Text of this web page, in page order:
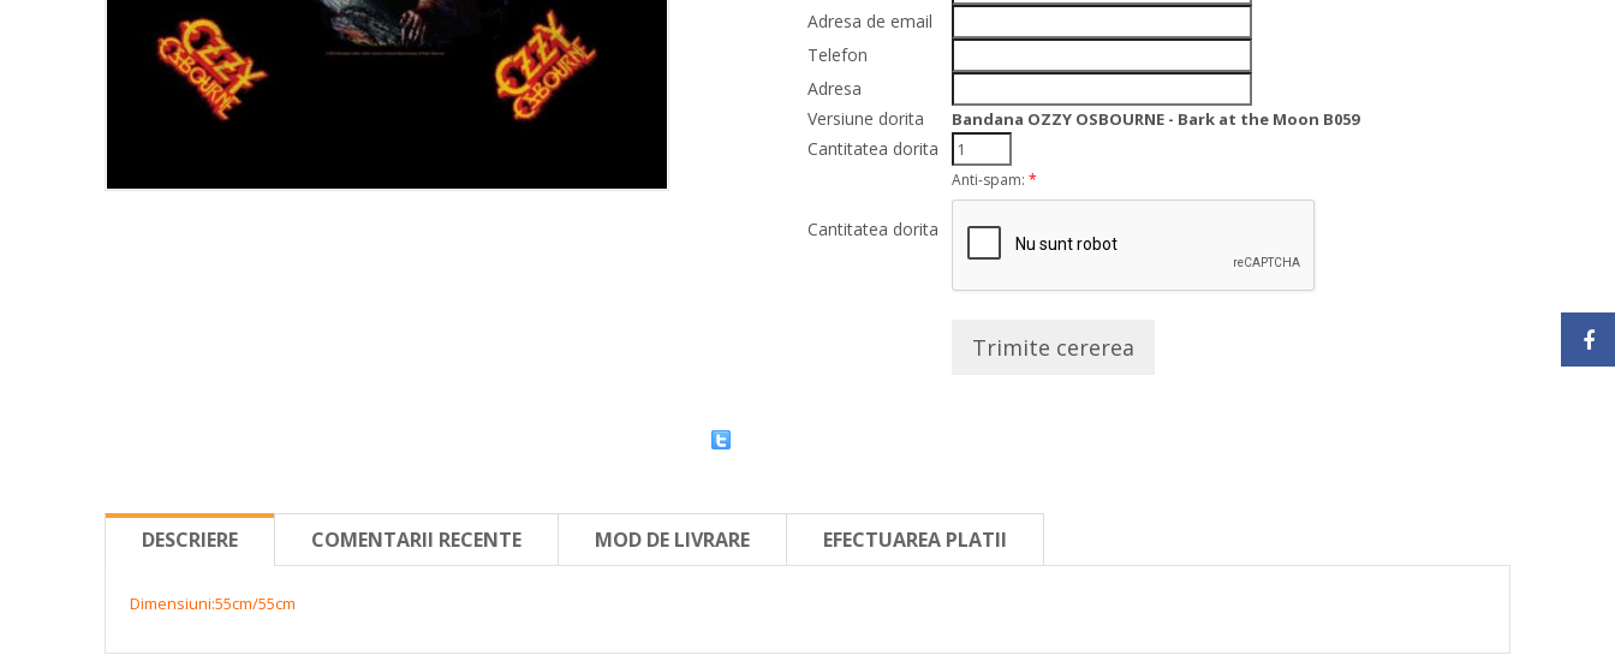
Adresa de email
Telefon
Adresa
Versiune dorita
Bandana OZZY OSBOURNE - Bark at the Moon B059
Cantitatea dorita
Cantitatea dorita
Anti-spam: *
Trimite cererea
DESCRIERE COMENTARII RECENTE MOD DE LIVRARE EFECTUAREA PLATII
Dimensiuni:55cm/55cm